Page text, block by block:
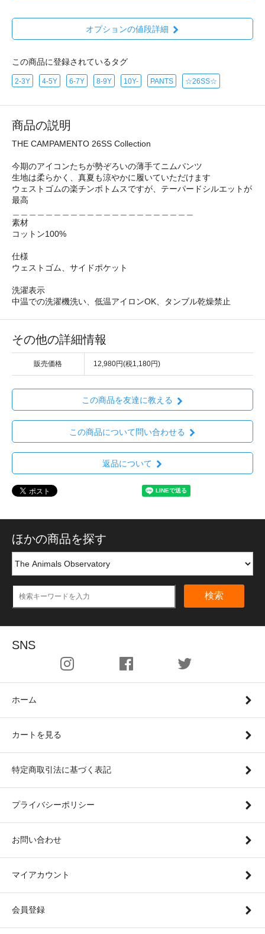
オプションの値段詳細
この商品に登録されているタグ
2-3Y 4-5Y 6-7Y 8-9Y 10Y- PANTS ☆26SS☆
商品の説明
THE CAMPAMENTO 26SS Collection
今期のアイコンたちが勢ぞろいの薄手てニムパンツ
生地は柔らかく、真夏も涼やかに履いていただけます
ウェストゴムの楽チンボトムスですが、テーパードシルエットが
最高
素材
コットン100%
仕様
ウェストゴム、サイドポケット
洗濯表示
中温での洗濯機洗い、低温アイロンOK、タンブル乾燥禁止
その他の詳細情報
販売価格 12,980円(税1,180円)
この商品を友達に教える
この商品について問い合わせる
返品について
ほかの商品を探す
検索
SNS
ホーム
カートを見る
特定商取引法に基づく表記
プライバシーポリシー
お問い合わせ
マイアカウント
会員登録